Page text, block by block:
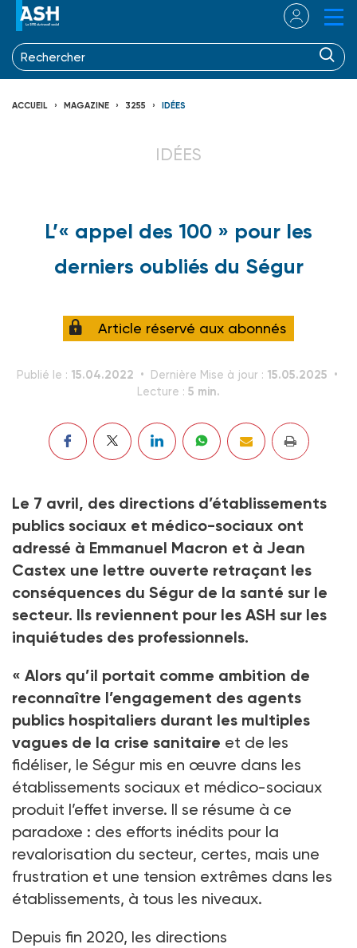
ACCUEIL MAGAZINE 3255 IDÉES
IDÉES
L’« appel des 100 » pour les
derniers oubliés du Ségur
Article réservé aux abonnés
Publié le : 15.04.2022 Dernière Mise à jour : 15.05.2025
Lecture : 5 min.
Le 7 avril, des directions d’établissements
publics sociaux et médico-sociaux ont
adressé à Emmanuel Macron et à Jean
Castex une lettre ouverte retraçant les
conséquences du Ségur de la santé sur le
secteur. Ils reviennent pour les ASH sur les
inquiétudes des professionnels.
« Alors qu’il portait comme ambition de
reconnaître l’engagement des agents
publics hospitaliers durant les multiples
vagues de la crise sanitaire et de les
fidéliser, le Ségur mis en œuvre dans les
établissements sociaux et médico-sociaux
produit l’effet inverse. Il se résume à ce
paradoxe : des efforts inédits pour la
revalorisation du secteur, certes, mais une
frustration et une tension extrêmes dans les
établissements, à tous les niveaux.
Depuis fin 2020, les directions